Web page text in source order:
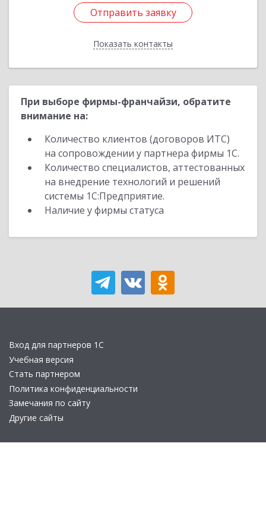
Отправить заявку
Показать контакты
Отправить заявку
Назад
При выборе фирмы-франчайзи, обратите
внимание на:
Количество клиентов (договоров ИТС)
на сопровождении у партнера фирмы 1С.
Количество специалистов, аттестованных
на внедрение технологий и решений
системы 1С:Предприятие.
Наличие у фирмы статуса
Вход для партнеров 1С
Учебная версия
Стать партнером
Политика конфиденциальности
Замечания по сайту
Другие сайты